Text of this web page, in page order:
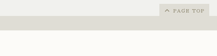
PAGE TOP